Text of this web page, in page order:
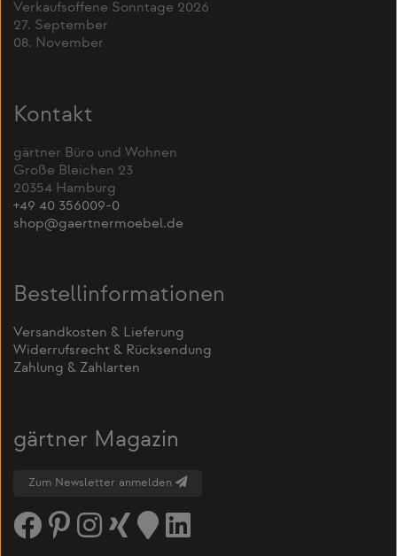
Verkaufsoffene Sonntage 2026
27. September
08. November
Kontakt
gärtner Büro und Wohnen
Große Bleichen 23
20354 Hamburg
+49 40 356009-0
shop@gaertnermoebel.de
Bestellinformationen
Versandkosten & Lieferung
Widerrufsrecht & Rücksendung
Zahlung & Zahlarten
gärtner Magazin
Zum Newsletter anmelden